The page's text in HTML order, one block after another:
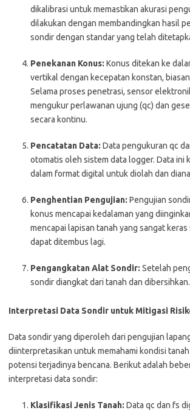
dikalibrasi untuk memastikan akurasi
dilakukan dengan membandingkan hasil
sondir dengan standar yang telah
Penekanan Konus: Konus ditekan ke
vertikal dengan kecepatan konstan,
Selama proses penetrasi, sensor
mengukur perlawanan ujung (qc) dan
secara kontinu.
Pencatatan Data: Data pengukuran qc
otomatis oleh sistem data logger. Data ini
dalam format digital untuk diolah dan
Penghentian Pengujian: Pengujian
konus mencapai kedalaman yang
mencapai lapisan tanah yang sangat
dapat ditembus lagi.
Pengangkatan Alat Sondir: Setelah
sondir diangkat dari tanah dan dibersihkan.
Interpretasi Data Sondir untuk Mitigasi
Data sondir yang diperoleh dari pengujian
diinterpretasikan untuk memahami kondisi
potensi terjadinya bencana. Berikut adalah
interpretasi data sondir:
Klasifikasi Jenis Tanah: Data qc dan fs